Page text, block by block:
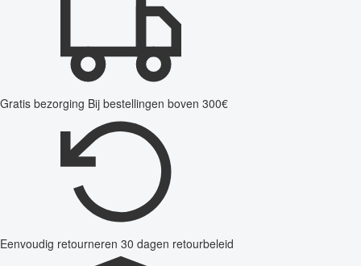
Gratis bezorging Bij bestellingen boven 300€
Eenvoudig retourneren 30 dagen retourbeleid